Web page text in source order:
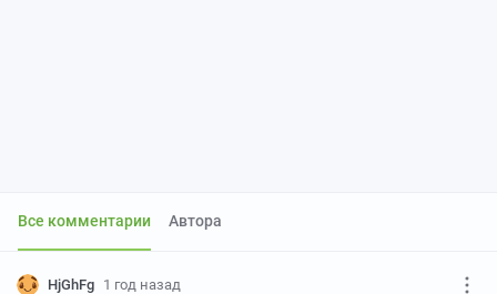
Все комментарии Автора
HjGhFg 1 год назад